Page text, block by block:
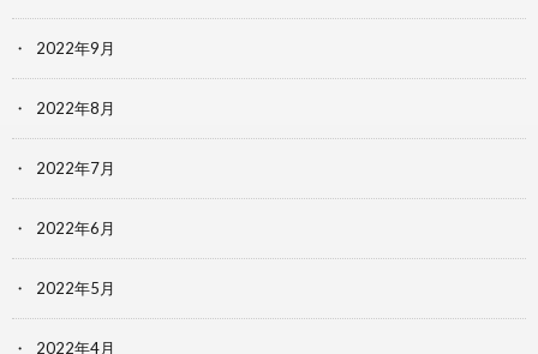
2022年9月
2022年8月
2022年7月
2022年6月
2022年5月
2022年4月